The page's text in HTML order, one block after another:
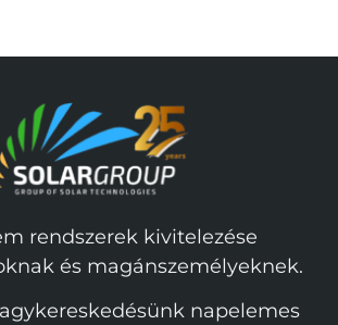
rendszerek kivitelezése
és magánszemélyeknek.
napelemes